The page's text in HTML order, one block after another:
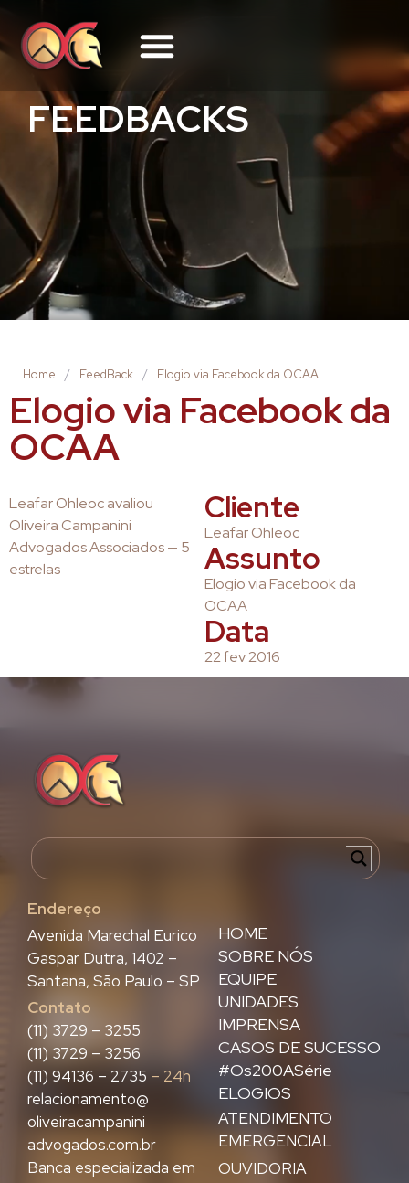
FEEDBACKS
Home / FeedBack / Elogio via Facebook da OCAA
Elogio via Facebook da
OCAA
Leafar Ohleoc avaliou
Oliveira Campanini
Advogados Associados — 5
estrelas
Cliente
Leafar Ohleoc
Assunto
Elogio via Facebook da
OCAA
Data
22 fev 2016
Endereço
HOME
SOBRE NÓS
EQUIPE
UNIDADES
IMPRENSA
CASOS DE SUCESSO
#Os200ASérie
ELOGIOS
ATENDIMENTO
EMERGENCIAL
OUVIDORIA
Avenida Marechal Eurico
Gaspar Dutra, 1402 –
Santana, São Paulo – SP
Contato
(11) 3729 – 3255
(11) 3729 – 3256
(11) 94136 – 2735 – 24h
relacionamento@
oliveiracampanini
advogados.com.br
Banca especializada em